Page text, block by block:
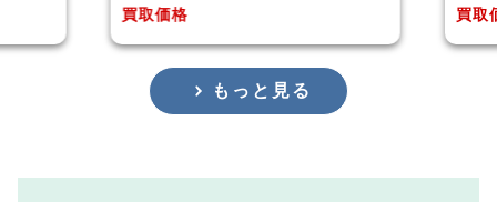
買取価格 買
もっと見る